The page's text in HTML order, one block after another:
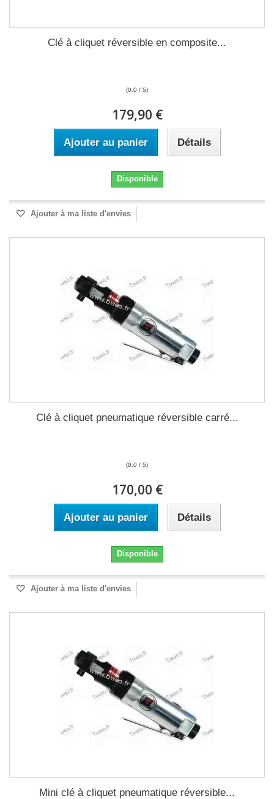
Clé à cliquet réversible en composite...
(0.0 / 5)
179,90 €
Ajouter au panier Détails
Disponible
Ajouter à ma liste d'envies
Clé à cliquet pneumatique réversible carré...
(0.0 / 5)
170,00 €
Ajouter au panier Détails
Disponible
Ajouter à ma liste d'envies
Mini clé à cliquet pneumatique réversible...